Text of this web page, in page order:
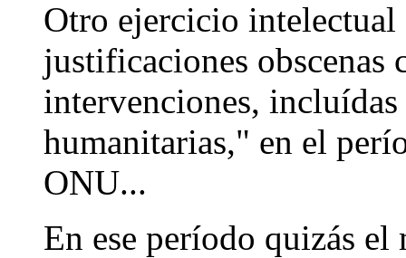
Otro ejercicio intelectual
justificaciones obscenas
intervenciones,
humanitarias," en el
ONU...
En ese período quizás